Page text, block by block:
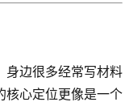
身边很多经常写材料
核心定位更像是一个